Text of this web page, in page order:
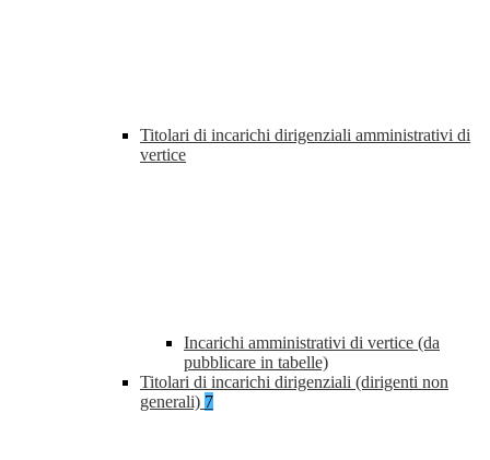
Titolari di incarichi dirigenziali amministrativi di
vertice
Incarichi amministrativi di vertice (da
pubblicare in tabelle)
Titolari di incarichi dirigenziali (dirigenti non
generali) 7